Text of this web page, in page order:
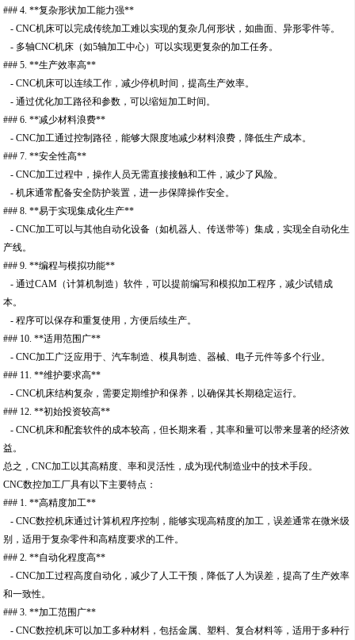
### 4. **复杂形状加工能力强**
- CNC机床可以完成传统加工难以实现的复杂几何形状，如曲面、异形零件等。
- 多轴CNC机床（如5轴加工中心）可以实现更复杂的加工任务。
### 5. **生产效率高**
- CNC机床可以连续工作，减少停机时间，提高生产效率。
- 通过优化加工路径和参数，可以缩短加工时间。
### 6. **减少材料浪费**
- CNC加工通过控制路径，能够大限度地减少材料浪费，降低生产成本。
### 7. **安全性高**
- CNC加工过程中，操作人员无需直接接触和工件，减少了风险。
- 机床通常配备安全防护装置，进一步保障操作安全。
### 8. **易于实现集成化生产**
- CNC加工可以与其他自动化设备（如机器人、传送带等）集成，实现全自动化生
产线。
### 9. **编程与模拟功能**
- 通过CAM（计算机制造）软件，可以提前编写和模拟加工程序，减少试错成
本。
- 程序可以保存和重复使用，方便后续生产。
### 10. **适用范围广**
- CNC加工广泛应用于、汽车制造、模具制造、器械、电子元件等多个行业。
### 11. **维护要求高**
- CNC机床结构复杂，需要定期维护和保养，以确保其长期稳定运行。
### 12. **初始投资较高**
- CNC机床和配套软件的成本较高，但长期来看，其率和量可以带来显著的经济效
益。
总之，CNC加工以其高精度、率和灵活性，成为现代制造业中的技术手段。
CNC数控加工厂具有以下主要特点：
### 1. **高精度加工**
- CNC数控机床通过计算机程序控制，能够实现高精度的加工，误差通常在微米级
别，适用于复杂零件和高精度要求的工件。
### 2. **自动化程度高**
- CNC加工过程高度自动化，减少了人工干预，降低了人为误差，提高了生产效率
和一致性。
### 3. **加工范围广**
- CNC数控机床可以加工多种材料，包括金属、塑料、复合材料等，适用于多种行